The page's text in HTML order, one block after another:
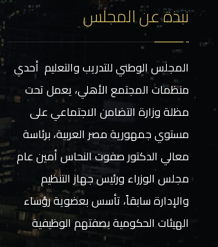
نبذة عن المجلس
المجلس الوطني للتدريب والتعليم أحدي
منظمات المجتمع الأهلي، يعمل تحت
مظلة وزارة التضامن الاجتماعي على
مستوي جمهورية مصر العربية، برئاسة
معالي الدكتور صفوت النحاس أمين عام
مجلس الوزراء ورئيس جهاز التنظيم
والإدارة سابقاً، تأسس بعضوية رؤساء
الهيئات الحكومية بصفتهم الوظيفية